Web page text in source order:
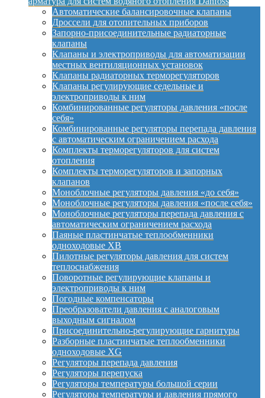
Автоматические балансировочные клапаны
Дроссели для отопительных приборов
Запорно-присоединительные радиаторные
клапаны
Клапаны и электроприводы для автоматизации
местных вентиляционных установок
Клапаны радиаторных терморегуляторов
Клапаны регулирующие седельные и
электроприводы к ним
Комбинированные регуляторы давления «после
себя»
Комбинированные регуляторы перепада давления
с автоматическим ограничением расхода
Комплекты терморегуляторов для систем
отопления
Комплекты терморегуляторов и запорных
клапанов
Моноблочные регуляторы давления «до себя»
Моноблочные регуляторы давления «после себя»
Моноблочные регуляторы перепада давления с
автоматическим ограничением расхода
Паяные пластинчатые теплообменники
одноходовые XB
Пилотные регуляторы давления для систем
теплоснабжения
Поворотные регулирующие клапаны и
электроприводы к ним
Погодные компенсаторы
Преобразователи давления с аналоговым
выходным сигналом
Присоединительно-регулирующие гарнитуры
Разборные пластинчатые теплообменники
одноходовые XG
Регуляторы перепада давления
Регуляторы перепуска
Регуляторы температуры большой серии
Регуляторы температуры и давления прямого